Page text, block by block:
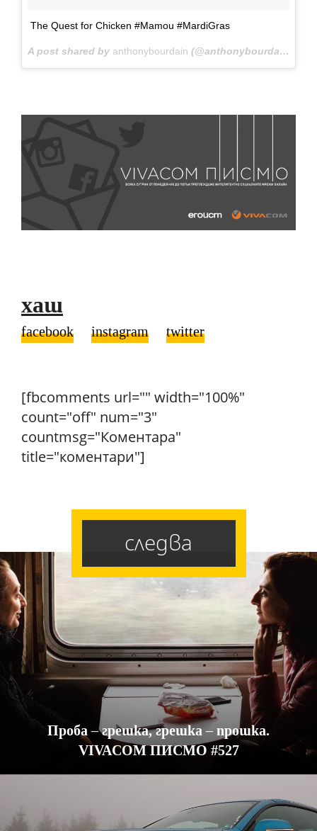
The Quest for Chicken #Mamou #MardiGras
A post shared by anthonybourdain (@anthonybourdain) on
хаш
facebook instagram twitter
[fbcomments url="" width="100%"
count="off" num="3"
countmsg="Коментара"
title="коментари"]
следва
Проба – грешка, грешка – прошка.
VIVACOM ПИСМО #527